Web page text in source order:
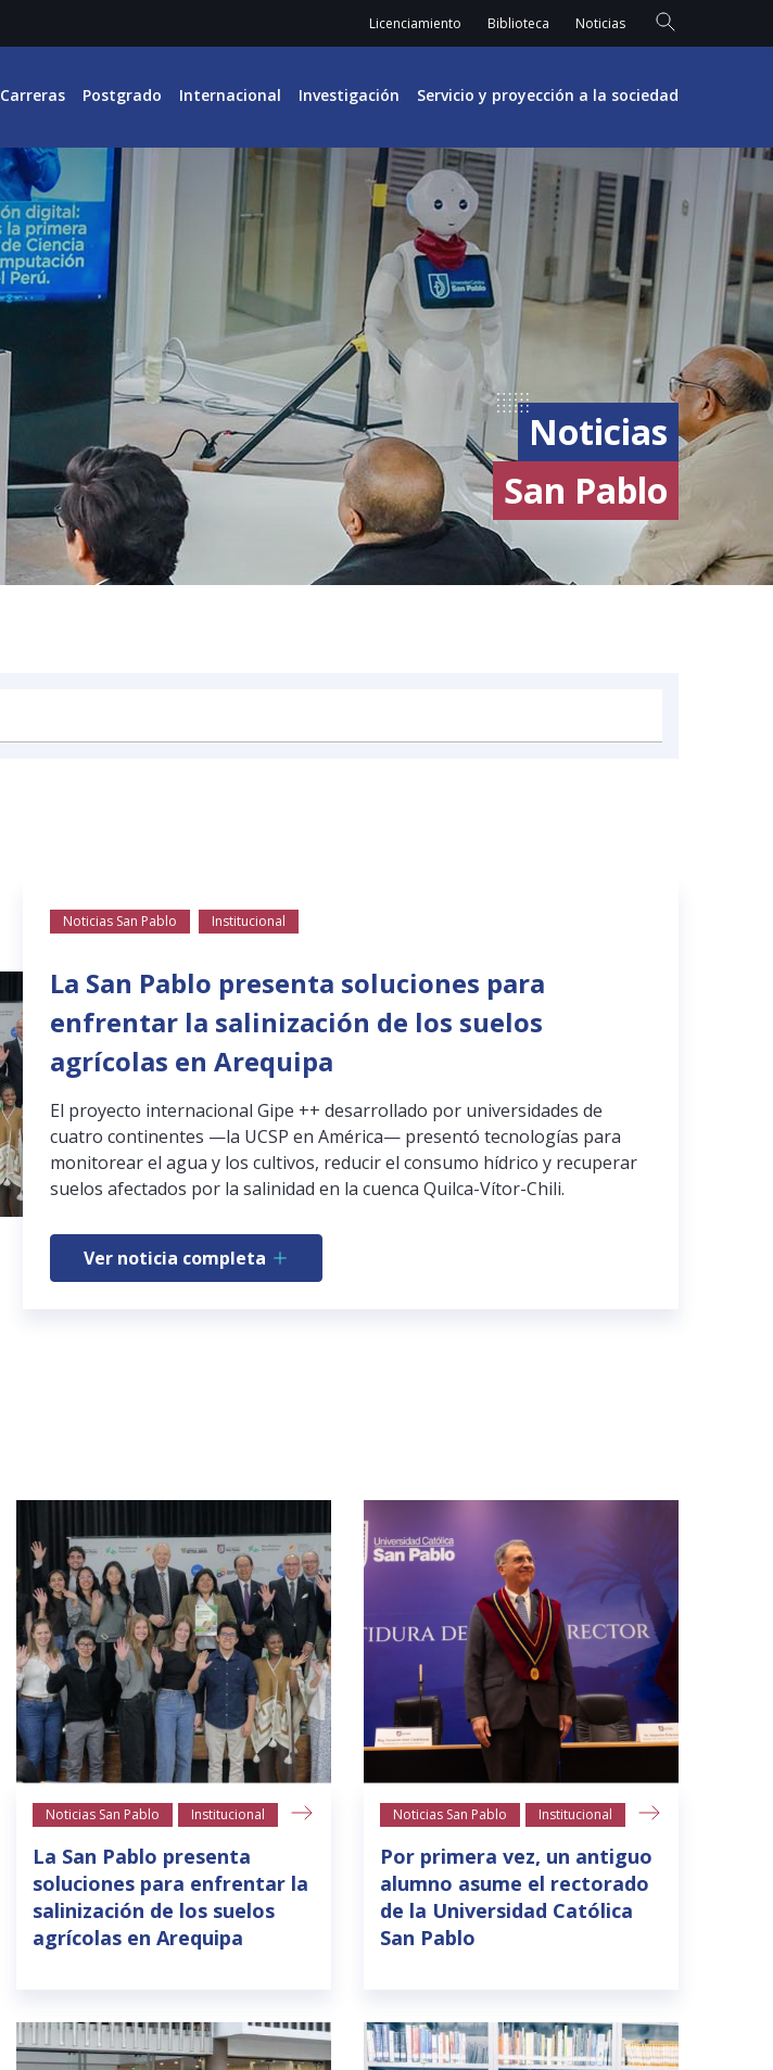
Licenciamiento Biblioteca Noticias
Carreras Postgrado Internacional Investigación Servicio y proyección a la sociedad
Noticias
San Pablo
Noticias San Pablo Institucional
La San Pablo presenta soluciones para
enfrentar la salinización de los suelos
agrícolas en Arequipa
El proyecto internacional Gipe ++ desarrollado por universidades de
cuatro continentes —la UCSP en América— presentó tecnologías para
monitorear el agua y los cultivos, reducir el consumo hídrico y recuperar
suelos afectados por la salinidad en la cuenca Quilca-Vítor-Chili.
Ver noticia completa
Noticias San Pablo Institucional
La San Pablo presenta
soluciones para enfrentar la
salinización de los suelos
agrícolas en Arequipa
Noticias San Pablo Institucional
Por primera vez, un antiguo
alumno asume el rectorado
de la Universidad Católica
San Pablo